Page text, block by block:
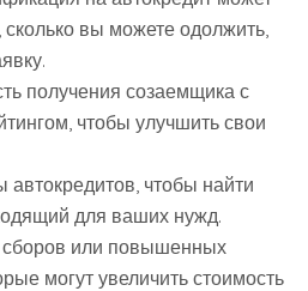
вы можете одолжить,
получения созаемщика с
чтобы улучшить свои
автокредитов, чтобы найти
для ваших нужд.
сборов или повышенных
могут увеличить стоимость